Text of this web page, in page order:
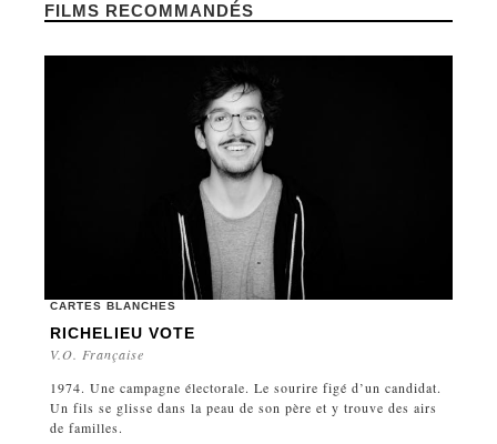
FILMS RECOMMANDÉS
CARTES BLANCHES
RICHELIEU VOTE
V.O. Française
1974. Une campagne électorale. Le sourire figé d’un candidat.
Un fils se glisse dans la peau de son père et y trouve des airs
de familles.